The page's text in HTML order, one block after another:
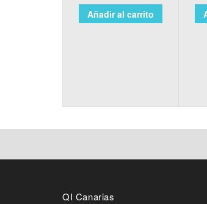
Añadir al carrito
QI Canarias